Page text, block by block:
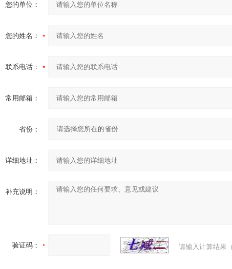
您的单位：
您的姓名：
联系电话：
常用邮箱：
省份：
详细地址：
补充说明：
验证码： 请输入计算结果